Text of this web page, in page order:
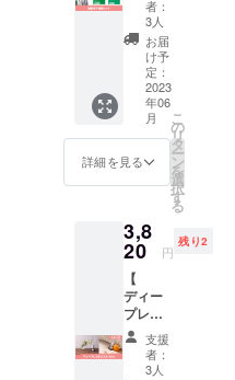
け付けてま
させて
いただ
きま
す。こ
のリ
ターン
の支援
口数が
増える
とたく
伝える
ことが
できる
ので、
ぜひ複
数口の
支援を
お待ち
してま
テーマ
は「プ
ロジェ
クトの
広め方
とモチ
ベー
ション
管理」
2022年
2月から
4月にか
けてク
ラウド
ファン
ディン
グを実
施した
リター
ン // 過
去に担
当した
起案者
『未来
創造
部』と
のコラ
ボリ
ターン
熱海で
温暖化
を止め
るブ
ルー
カーボ
ンの取
り組み
をして
者：
3人
お届
け予
定：
2023
年06
月
詳細を見る
こ
の
リ
タ
ー
ン
を
選
択
す
る
3,8
20 円
残り2
【
ディー
プレス
トミス
ト お試
し1本
支援
者：
3人